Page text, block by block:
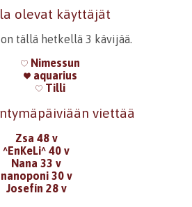
olevat käyttäjät
tällä hetkellä 3 kävijää.
Nimessun
aquarius
Tilli
viettää
Zsa 48 v
^EnKeLi^ 40 v
Nana 33 v
nanoponi 30 v
Josefín 28 v